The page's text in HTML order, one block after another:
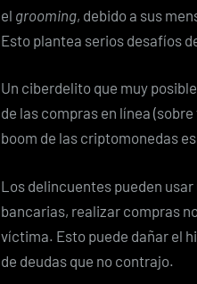
el grooming, debido a sus
Esto plantea serios desafíos
Un ciberdelito que muy
de las compras en línea
boom de las criptomonedas
Los delincuentes pueden
bancarias, realizar compras
víctima. Esto puede dañar el
de deudas que no contrajo.